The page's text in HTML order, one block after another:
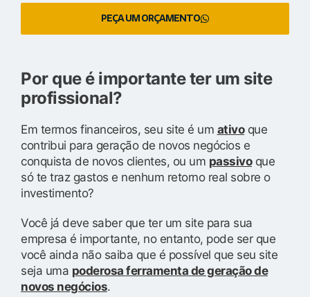
PEÇA UM ORÇAMENTO
Por que é importante ter um site
profissional?
Em termos financeiros, seu site é um ativoque
contribui para geração de novos negócios e
conquista de novos clientes, ou um passivoque
só te traz gastos e nenhum retorno real sobre o
investimento?
Você já deve saber que ter um site para sua
empresa é importante, no entanto, pode ser que
você ainda não saiba que é possível que seu site
seja uma poderosa ferramenta de geração de
novos negócios.